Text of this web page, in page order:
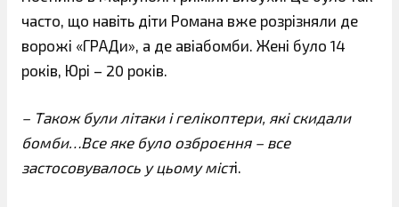
часто, що навіть діти Романа вже розрізняли де
ворожі «ГРАДи», а де авіабомби. Жені було 14
років, Юрі – 20 років.
– Також були літаки і гелікоптери, які скидали
бомби…Все яке було озброєння – все
застосовувалось у цьому місті.